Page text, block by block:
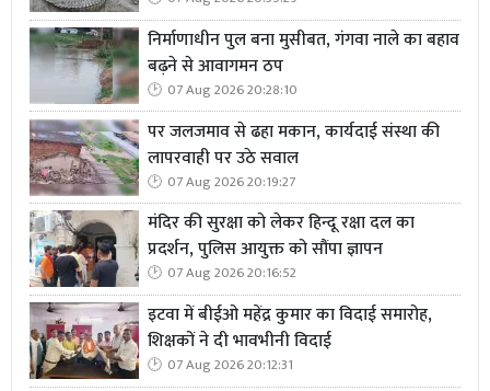
अवार्ड, इंस्पायरिंग वूमेन अवॉर्ड पुरस्कार सहित कई संस्थाओं द्वारा
सम्मानित किया जा चुका है। दोनो शख्सियत ने अपने कार्यो से
जनपद का नाम रोशन किया है।
निर्माणाधीन पुल बना मुसीबत, गंगवा नाले का बहाव
बढ़ने से आवागमन ठप
07 Aug 2026 20:28:10
पर जलजमाव से ढहा मकान, कार्यदाई संस्था की
लापरवाही पर उठे सवाल
07 Aug 2026 20:19:27
मंदिर की सुरक्षा को लेकर हिन्दू रक्षा दल का
प्रदर्शन, पुलिस आयुक्त को सौंपा ज्ञापन
07 Aug 2026 20:16:52
इटवा में बीईओ महेंद्र कुमार का विदाई समारोह,
शिक्षकों ने दी भावभीनी विदाई
07 Aug 2026 20:12:31